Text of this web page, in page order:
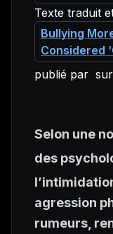
Texte traduit
Bullying
Considered
publié par
Selon une
des
agression
rumeurs,